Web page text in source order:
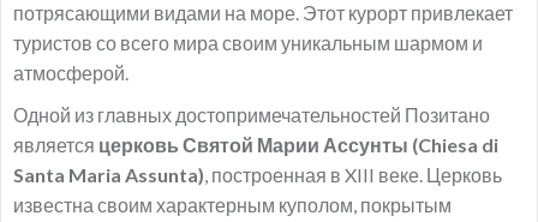
потрясающими видами на море. Этот курорт привлекает
туристов со всего мира своим уникальным шармом и
атмосферой.
Одной из главных достопримечательностей Позитано
является церковь Святой Марии Ассунты (Chiesa di
Santa Maria Assunta), построенная в XIII веке. Церковь
известна своим характерным куполом, покрытым